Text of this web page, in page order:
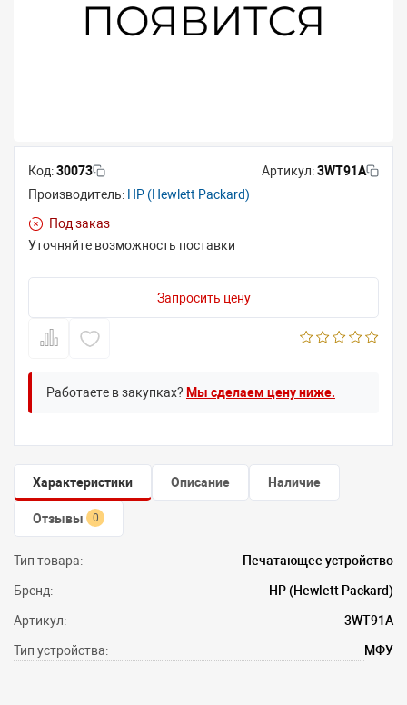
Код:30073 Артикул:3WT91A
Производитель: HP (Hewlett Packard)
Под заказ
Уточняйте возможность поставки
Запросить цену
Работаете в закупках? Мы сделаем цену ниже.
Характеристики Описание Наличие
Отзывы 0
Тип товара: Печатающее устройство
Бренд: HP (Hewlett Packard)
Артикул: 3WT91A
Тип устройства: МФУ